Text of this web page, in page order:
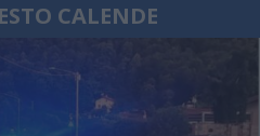
CALENDE